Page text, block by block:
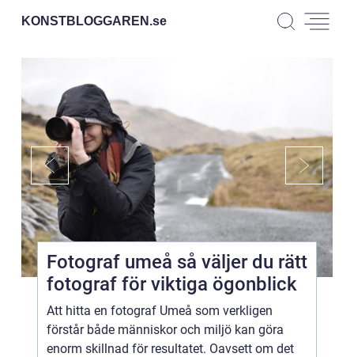
KONSTBLOGGAREN.se
Fotograf umeå så väljer du rätt
fotograf för viktiga ögonblick
Att hitta en fotograf Umeå som verkligen
förstår både människor och miljö kan göra
enorm skillnad för resultatet. Oavsett om det